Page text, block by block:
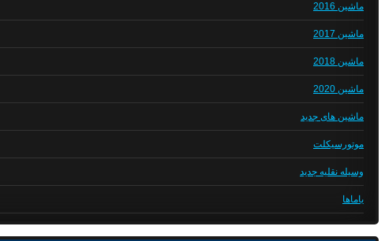
ماشین 2016
ماشین 2017
ماشین 2018
ماشین 2020
ماشین های جدید
موتورسیکلت
وسیله نقلیه جدید
یاماها